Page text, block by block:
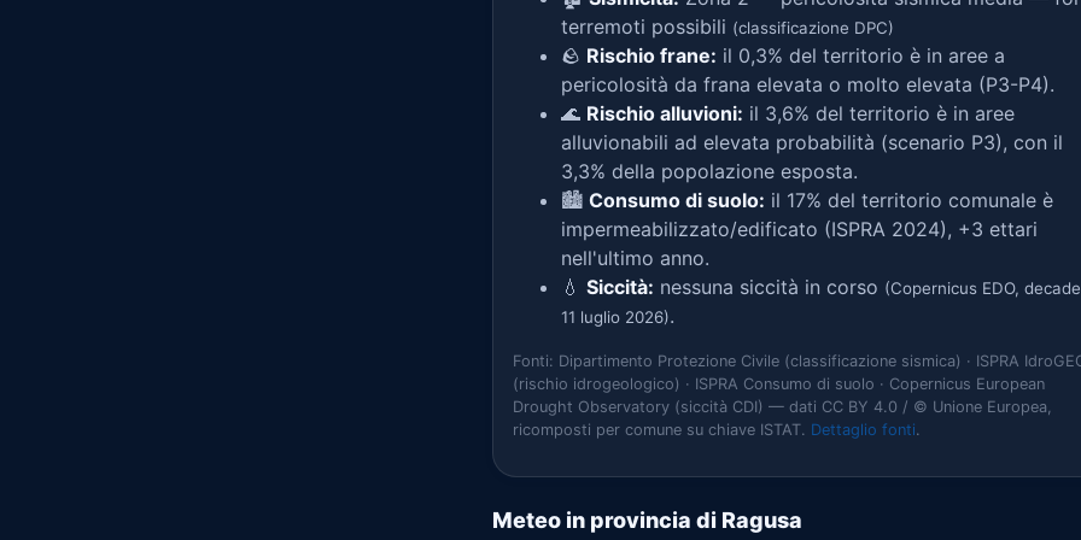
terremoti possibili (classificazione DPC)
🪨 Rischio frane: il 0,3% del territorio è in aree a
pericolosità da frana elevata o molto elevata (P3-P4).
🌊 Rischio alluvioni: il 3,6% del territorio è in aree
alluvionabili ad elevata probabilità (scenario P3), con il
3,3% della popolazione esposta.
🏙️ Consumo di suolo: il 17% del territorio comunale è
impermeabilizzato/edificato (ISPRA 2024), +3 ettari
nell'ultimo anno.
💧 Siccità: nessuna siccità in corso (Copernicus EDO,
11 luglio 2026).
Fonti: Dipartimento Protezione Civile (classificazione sismica) · ISPRA
(rischio idrogeologico) · ISPRA Consumo di suolo · Copernicus European
Drought Observatory (siccità CDI) — dati CC BY 4.0 / © Unione Europea,
ricomposti per comune su chiave ISTAT. Dettaglio fonti.
Meteo in provincia di Ragusa